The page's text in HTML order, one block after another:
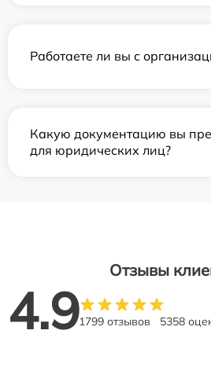
Работаете ли вы с
Какую документацию вы
для юридических лиц?
Отзывы
4.91799 отзывов 5358